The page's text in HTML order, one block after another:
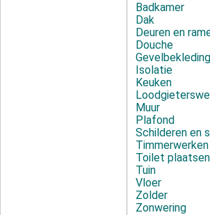
Badkamer
Dak
Deuren en
Douche
Gevelbekleding
Isolatie
Keuken
Muur
Plafond
Schilderen en
Timmerwerken
Toilet plaatsen
Tuin
Vloer
Zolder
Zonwering